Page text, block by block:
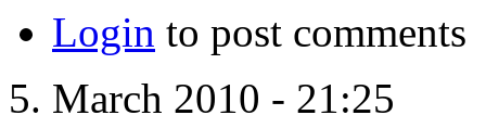
Login to post comments
5. March 2010 - 21:25